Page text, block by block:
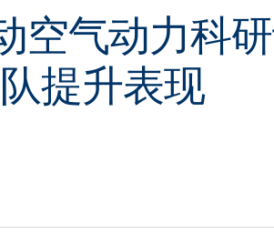
空气动力科
提升表现